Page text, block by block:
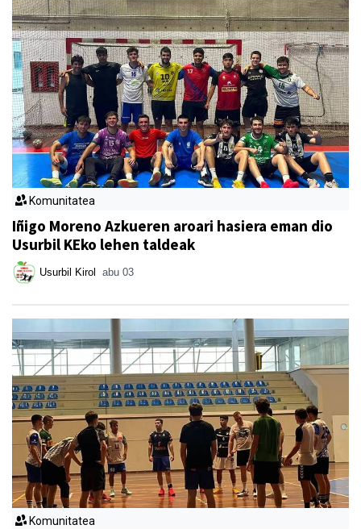
Komunitatea
Iñigo Moreno Azkueren aroari hasiera eman dio
Usurbil KEko lehen taldeak
Usurbil Kirol abu 03
Komunitatea